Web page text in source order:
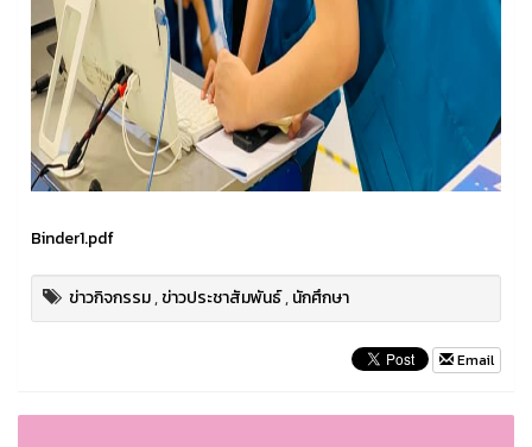
Binder1.pdf
ข่าวกิจกรรม,ข่าวประชาสัมพันธ์,นักศึกษา
Email